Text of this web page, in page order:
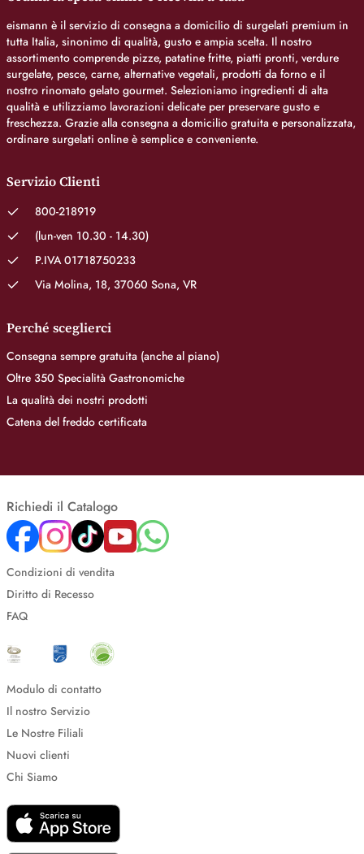
eismann è il servizio di consegna a domicilio di surgelati premium in
tutta Italia, sinonimo di qualità, gusto e ampia scelta. Il nostro
assortimento comprende pizze, patatine fritte, piatti pronti, verdure
surgelate, pesce, carne, alternative vegetali, prodotti da forno e il
nostro rinomato gelato gourmet. Selezioniamo ingredienti di alta
qualità e utilizziamo lavorazioni delicate per preservare gusto e
freschezza. Grazie alla consegna a domicilio gratuita e personalizzata,
ordinare surgelati online è semplice e conveniente.
Servizio Clienti
800-218919
(lun-ven 10.30 - 14.30)
P.IVA 01718750233
Via Molina, 18, 37060 Sona, VR
Perché sceglierci
Consegna sempre gratuita (anche al piano)
Oltre 350 Specialità Gastronomiche
La qualità dei nostri prodotti
Catena del freddo certificata
Richiedi il Catalogo
Condizioni di vendita
Diritto di Recesso
FAQ
Modulo di contatto
Il nostro Servizio
Le Nostre Filiali
Nuovi clienti
Chi Siamo